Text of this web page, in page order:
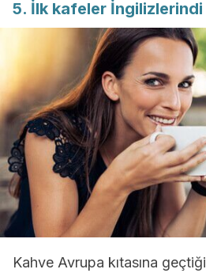
5. İlk kafeler İngilizlerindi
Kahve Avrupa kıtasına